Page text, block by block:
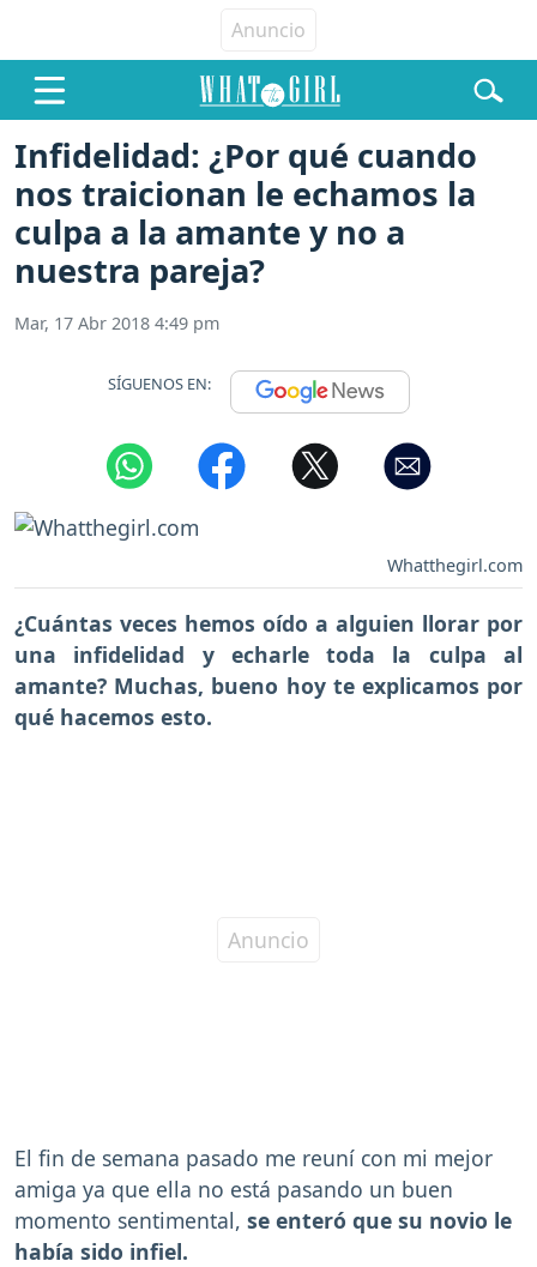
Infidelidad: ¿Por qué cuando
nos traicionan le echamos la
culpa a la amante y no a
nuestra pareja?
Mar, 17 Abr 2018 4:49 pm
SÍGUENOS EN:
Whatthegirl.com
¿Cuántas veces hemos oído a alguien llorar por
una infidelidad y echarle toda la culpa al
amante? Muchas, bueno hoy te explicamos por
qué hacemos esto.
El fin de semana pasado me reuní con mi mejor
amiga ya que ella no está pasando un buen
momento sentimental, se enteró que su novio le
había sido infiel.